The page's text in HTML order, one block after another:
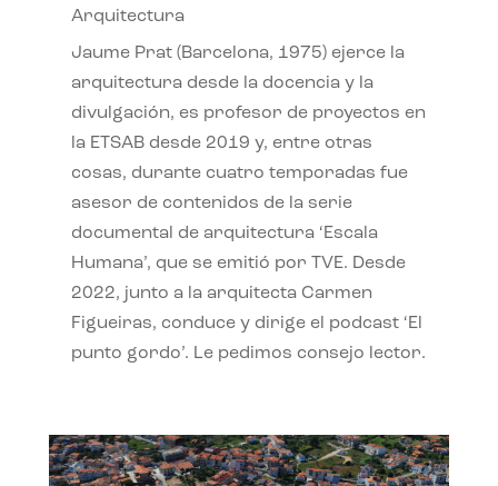
Arquitectura
Jaume Prat (Barcelona, 1975) ejerce la
arquitectura desde la docencia y la
divulgación, es profesor de proyectos en
la ETSAB desde 2019 y, entre otras
cosas, durante cuatro temporadas fue
asesor de contenidos de la serie
documental de arquitectura ‘Escala
Humana’, que se emitió por TVE. Desde
2022, junto a la arquitecta Carmen
Figueiras, conduce y dirige el podcast ‘El
punto gordo’. Le pedimos consejo lector.